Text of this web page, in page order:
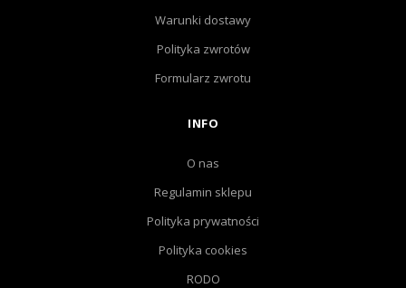
Warunki dostawy
Polityka zwrotów
Formularz zwrotu
INFO
O nas
Regulamin sklepu
Polityka prywatności
Polityka cookies
RODO